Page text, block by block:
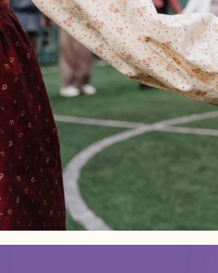
Адрес:
Большой проспект Петроградской
стороны, д.18 ст.м. «Спортивная»